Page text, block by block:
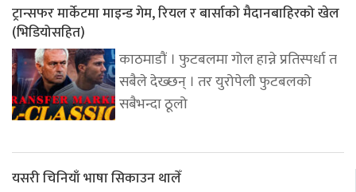
ट्रान्सफर मार्केटमा माइन्ड गेम, रियल र बार्साको मैदानबाहिरको खेल
(भिडियोसहित)
काठमाडौं । फुटबलमा गोल हान्ने प्रतिस्पर्धा त
सबैले देख्छन् । तर युरोपेली फुटबलको
सबैभन्दा ठूलो
यसरी चिनियाँ भाषा सिकाउन थालेँ